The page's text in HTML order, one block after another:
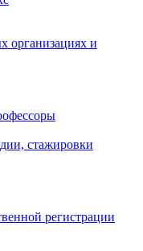
организациях и
стажировки
регистрации